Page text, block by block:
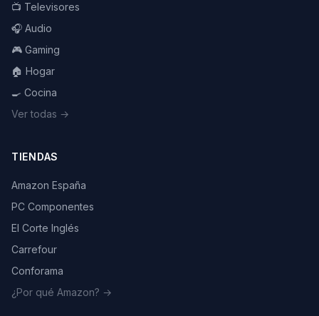
📺 Televisores
🎧 Audio
🎮 Gaming
🏠 Hogar
🍳 Cocina
Ver todas →
TIENDAS
Amazon España
PC Componentes
El Corte Inglés
Carrefour
Conforama
¿Por qué Amazon? →